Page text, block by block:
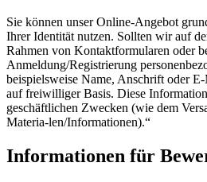
Sie können unser Online-Angebot
Ihrer Identität nutzen. Sollten wir auf
Rahmen von Kontaktformularen oder
Anmeldung/Registrierung
beispielsweise Name, Anschrift oder
auf freiwilliger Basis. Diese
geschäftlichen Zwecken (wie dem
Materia-len/Informationen).“
Informationen für